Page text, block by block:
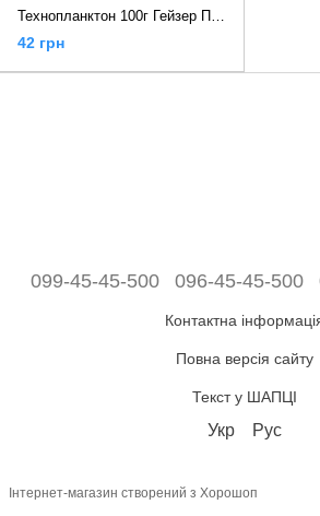
Технопланктон 100г Гейзер Пряжене молоко, 1000
42 грн
099-45-45-500 096-45-45-500
Контактна
Повна версія сайту
Текст у ШАПЦІ
Укр Рус
Інтернет-магазин створений з Хорошоп